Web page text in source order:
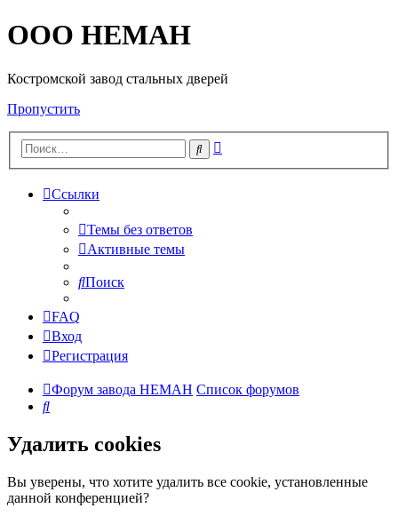
OOO HEMAH
Костромской завод стальных дверей
Пропустить
Поиск
Ссылки
Темы без ответов
Активные темы
Поиск
FAQ
Вход
Регистрация
Форум завода НЕМАН Список форумов
Поиск
Удалить cookies
Вы уверены, что хотите удалить все cookie, установленные
данной конференцией?